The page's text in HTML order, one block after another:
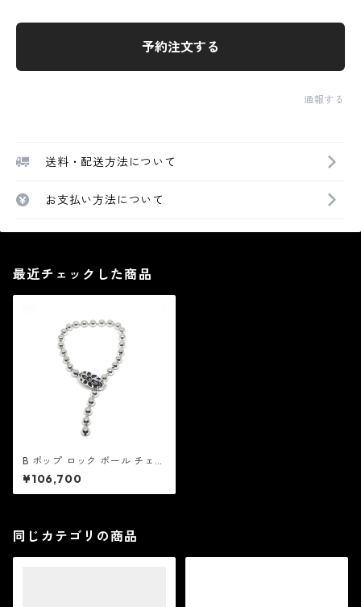
予約注文する
通報する
送料・配送方法について
お支払い方法について
最近チェックした商品
B ポップ ロック ボール チェー
ン ブレスレット V2：Good A
rt HLYWD グッド アート ハリ
ウッド
¥106,700
同じカテゴリの商品